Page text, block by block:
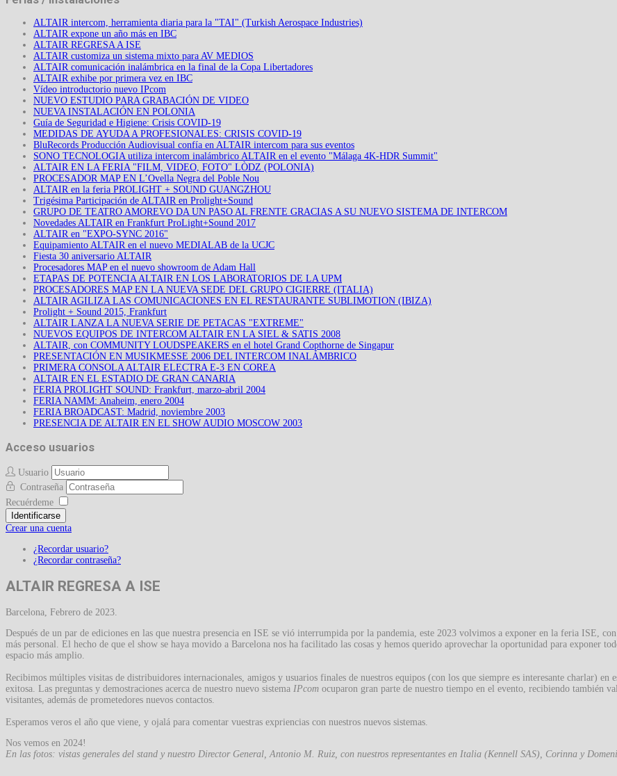
ALTAIR intercom, herramienta diaria para la "TAI" (Turkish Aerospace Industries)
ALTAIR expone un año más en IBC
ALTAIR REGRESA A ISE
ALTAIR customiza un sistema mixto para AV MEDIOS
ALTAIR comunicación inalámbrica en la final de la Copa Libertadores
ALTAIR exhibe por primera vez en IBC
Vídeo introductorio nuevo IPcom
NUEVO ESTUDIO PARA GRABACIÓN DE VIDEO
NUEVA INSTALACIÓN EN POLONIA
Guía de Seguridad e Higiene: Crisis COVID-19
MEDIDAS DE AYUDA A PROFESIONALES: CRISIS COVID-19
BluRecords Producción Audiovisual confía en ALTAIR intercom para sus eventos
SONO TECNOLOGIA utiliza intercom inalámbrico ALTAIR en el evento "Málaga 4K-HDR Summit"
ALTAIR EN LA FERIA "FILM, VIDEO, FOTO" LÒDZ (POLONIA)
PROCESADOR MAP EN L’Ovella Negra del Poble Nou
ALTAIR en la feria PROLIGHT + SOUND GUANGZHOU
Trigésima Participación de ALTAIR en Prolight+Sound
GRUPO DE TEATRO AMOREVO DA UN PASO AL FRENTE GRACIAS A SU NUEVO SISTEMA DE INTERCOM
Novedades ALTAIR en Frankfurt ProLight+Sound 2017
ALTAIR en "EXPO-SYNC 2016"
Equipamiento ALTAIR en el nuevo MEDIALAB de la UCJC
Fiesta 30 aniversario ALTAIR
Procesadores MAP en el nuevo showroom de Adam Hall
ETAPAS DE POTENCIA ALTAIR EN LOS LABORATORIOS DE LA UPM
PROCESADORES MAP EN LA NUEVA SEDE DEL GRUPO CIGIERRE (ITALIA)
ALTAIR AGILIZA LAS COMUNICACIONES EN EL RESTAURANTE SUBLIMOTION (IBIZA)
Prolight + Sound 2015, Frankfurt
ALTAIR LANZA LA NUEVA SERIE DE PETACAS "EXTREME"
NUEVOS EQUIPOS DE INTERCOM ALTAIR EN LA SIEL & SATIS 2008
ALTAIR, con COMMUNITY LOUDSPEAKERS en el hotel Grand Copthorne de Singapur
PRESENTACIÓN EN MUSIKMESSE 2006 DEL INTERCOM INALÁMBRICO
PRIMERA CONSOLA ALTAIR ELECTRA E-3 EN COREA
ALTAIR EN EL ESTADIO DE GRAN CANARIA
FERIA PROLIGHT SOUND: Frankfurt, marzo-abril 2004
FERIA NAMM: Anaheim, enero 2004
FERIA BROADCAST: Madrid, noviembre 2003
PRESENCIA DE ALTAIR EN EL SHOW AUDIO MOSCOW 2003
Acceso usuarios
Usuario
Contraseña
Recuérdeme
Identificarse
Crear una cuenta
¿Recordar usuario?
¿Recordar contraseña?
ALTAIR REGRESA A ISE
Barcelona, Febrero de 2023.
Después de un par de ediciones en las que nuestra presencia en ISE se vió interrumpida por la pandemia, este 2023 volvimos a exponer en la feria ISE,
más personal. El hecho de que el show se haya movido a Barcelona nos ha facilitado las cosas y hemos querido aprovechar la oportunidad para exponer
espacio más amplio.
Recibimos múltiples visitas de distribuidores internacionales, amigos y usuarios finales de nuestros equipos (con los que siempre es interesante charlar) en
exitosa. Las preguntas y demostraciones acerca de nuestro nuevo sistema IPcom ocuparon gran parte de nuestro tiempo en el evento, recibiendo también
visitantes, además de prometedores nuevos contactos.
Esperamos veros el año que viene, y ojalá para comentar vuestras expriencias con nuestros nuevos sistemas.
Nos vemos en 2024!
En las fotos: vistas generales del stand y nuestro Director General, Antonio M. Ruiz, con nuestros representantes en Italia (Kennell SAS), Corinna y